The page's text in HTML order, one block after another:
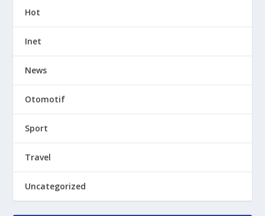
Hot
Inet
News
Otomotif
Sport
Travel
Uncategorized